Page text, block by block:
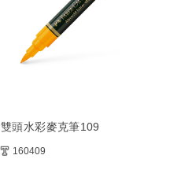
雙頭水彩麥克筆109
160409